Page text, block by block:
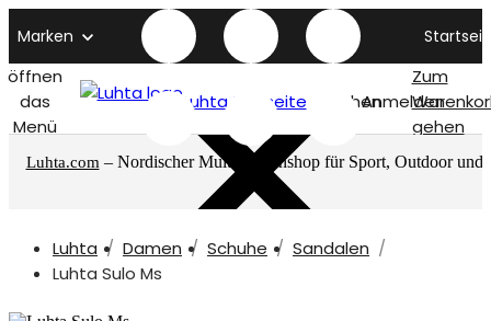
Marken
öffnen
das
Menü
Luhta titelseite SuchenAnmelden
Zum
gehen
Luhta.com – Nordischer Multimarkenshop für Sport, Outdoor und
Luhta Damen Schuhe
Sandalen
Luhta Sulo Ms